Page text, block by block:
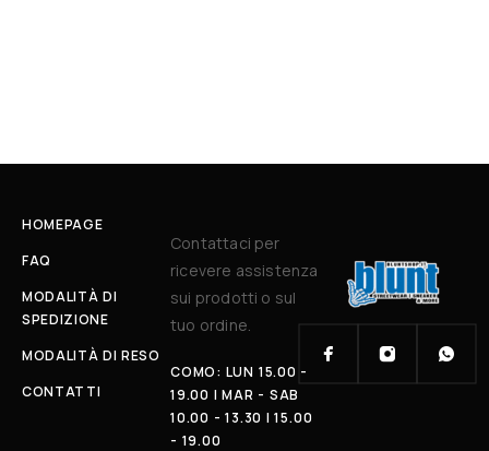
HOMEPAGE
FAQ
MODALITÀ DI
SPEDIZIONE
MODALITÀ DI RESO
CONTATTI
Contattaci per
ricevere assistenza
sui prodotti o sul
tuo ordine.
COMO: LUN 15.00 -
19.00 | MAR - SAB
10.00 - 13.30 | 15.00
- 19.00